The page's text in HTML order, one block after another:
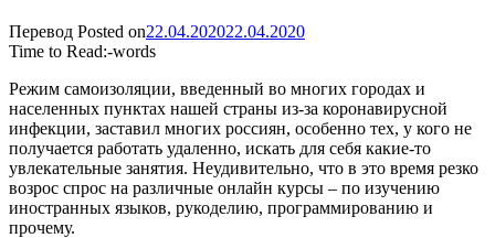
Перевод Posted on22.04.202022.04.2020
Time to Read:-words
Режим самоизоляции, введенный во многих городах и
населенных пунктах нашей страны из-за коронавирусной
инфекции, заставил многих россиян, особенно тех, у кого не
получается работать удаленно, искать для себя какие-то
увлекательные занятия. Неудивительно, что в это время резко
возрос спрос на различные онлайн курсы – по изучению
иностранных языков, рукоделию, программированию и
прочему.